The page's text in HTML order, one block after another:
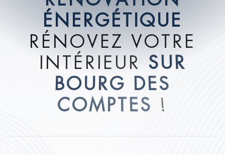
É N ERGÉTIQUE
RÉ NOVEZ VOTRE
INTÉ RIE UR SUR
BOURG DES
COMPTES !